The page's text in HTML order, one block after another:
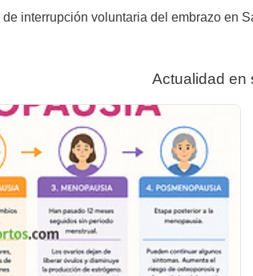
interrupción voluntaria del embrazo en
Actualidad en